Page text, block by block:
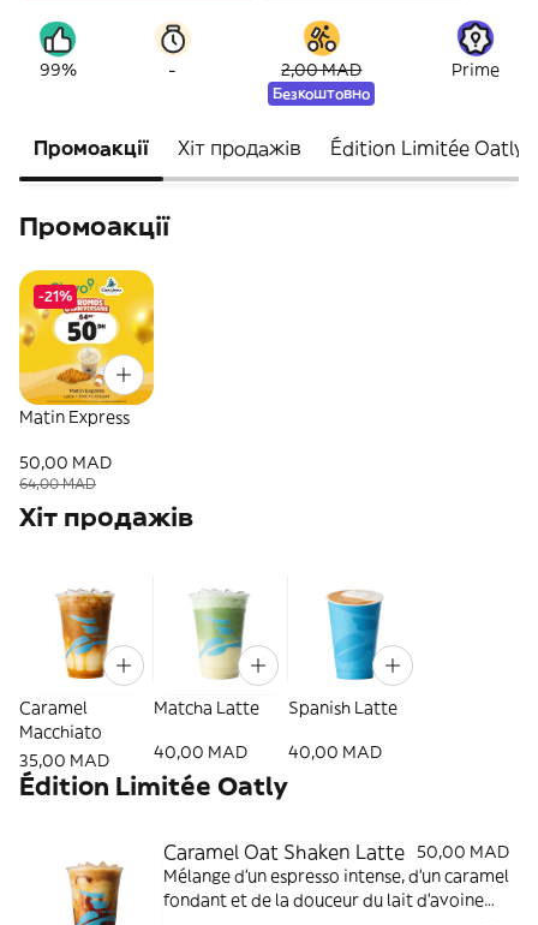
99% - 2,00 MAD
Безкоштовно
Prime
Промоакції Хіт продажів Édition Limitée Oatly
Промоакції
-21%
Matin Express
50,00 MAD
64,00 MAD
Хіт продажів
Caramel
Macchiato
35,00 MAD
Matcha Latte
40,00 MAD
Spanish Latte
40,00 MAD
Édition Limitée Oatly
Caramel Oat Shaken Latte
50,00 MAD
Mélange d'un espresso intense, d'un caramel
fondant et de la douceur du lait d'avoine